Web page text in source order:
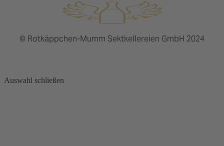
© Rotkäppchen-Mumm Sektkellereien GmbH 2024
Auswahl schließen